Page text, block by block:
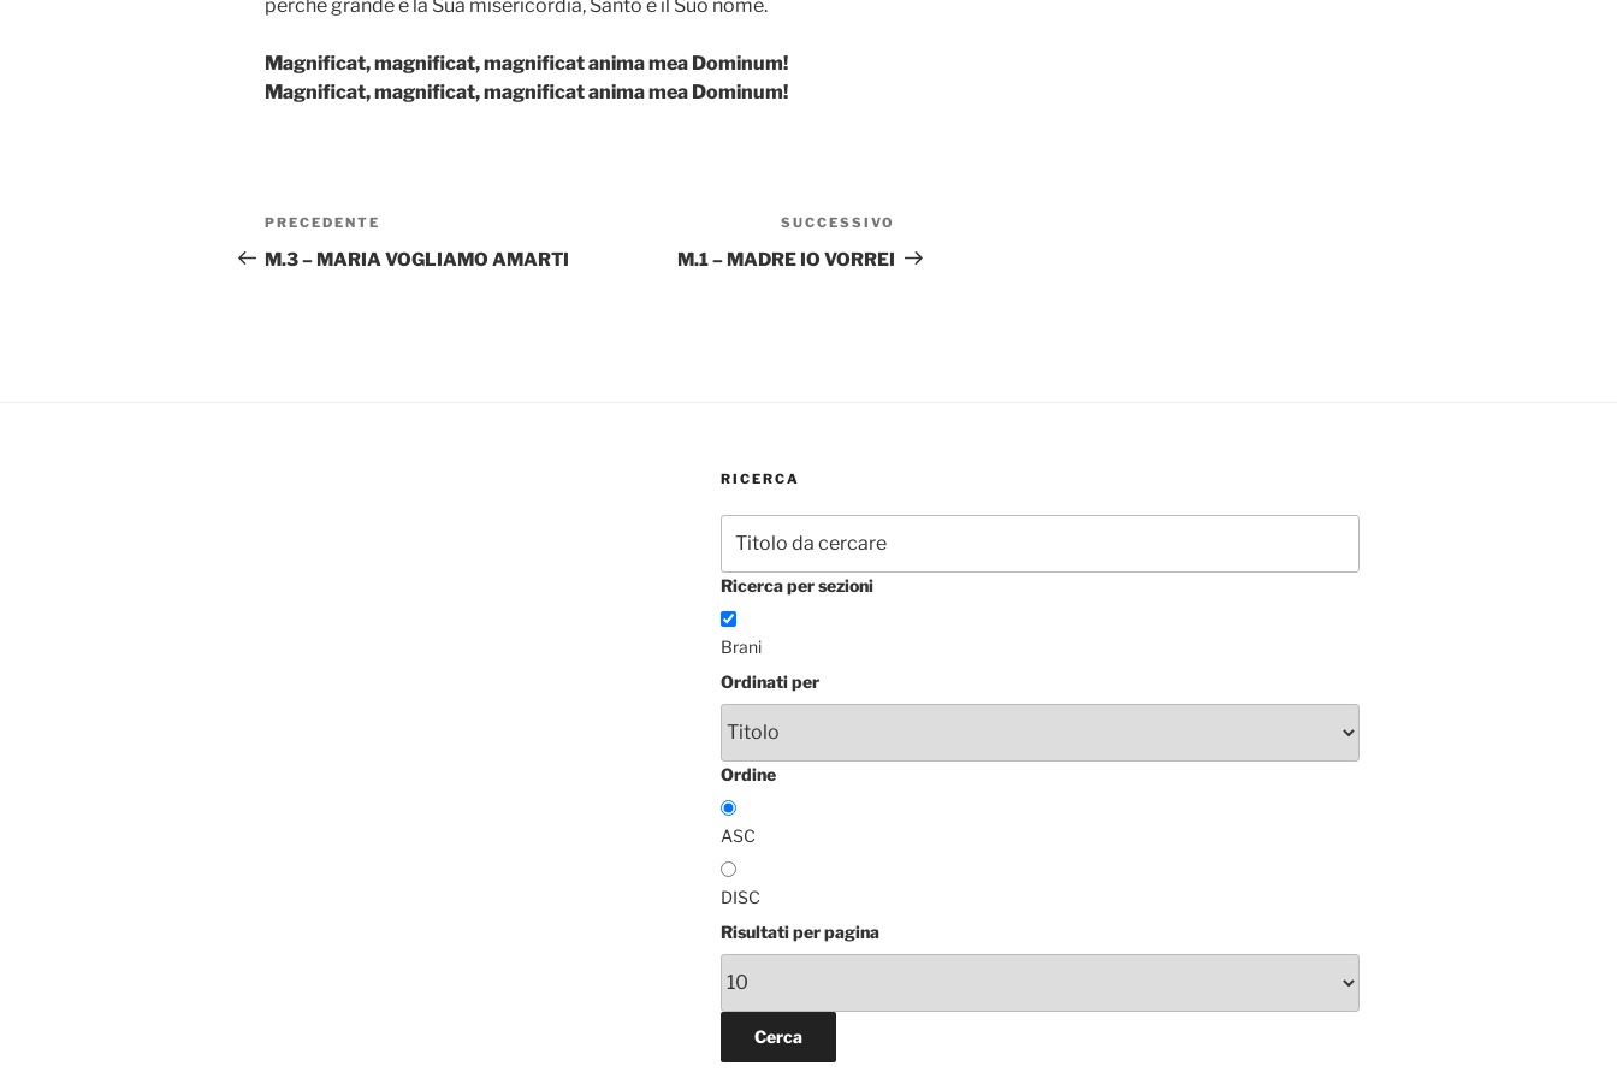
perché grande è la Sua misericordia, Santo è il Suo nome.
Magnificat, magnificat, magnificat anima mea Dominum!
Magnificat, magnificat, magnificat anima mea Dominum!
Navigazione
articoli
Articolo
precedente:
PRECEDENTE
M.3 – MARIA VOGLIAMO AMARTI
successivo
SUCCESSIVO
M.1 – MADRE IO VORREI
RICERCA
Ricerca per sezioni
Brani
Ordinati per
Ordine
ASC
DISC
Risultati per pagina